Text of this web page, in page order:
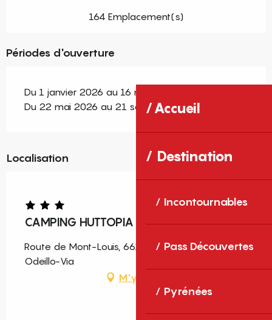
Accueil
Destination
Incontournables
Pass Découvertes
Pyrénées
164 Emplacement(s)
Périodes d'ouverture
Du 1 janvier 2026 au 16 mars 2026
Du 22 mai 2026 au 21 septembre 2026
Localisation
CAMPING HUTTOPIA FONT-ROMEU
Route de Mont-Louis, 66120 Font-Romeu-
Odeillo-Via
M'y rendre